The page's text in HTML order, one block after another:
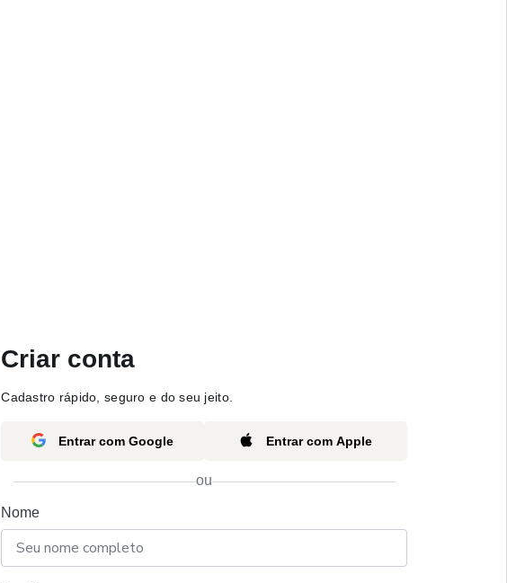
Criar conta
Cadastro rápido, seguro e do seu jeito.
Entrar com Google Entrar com Apple
ou
Nome